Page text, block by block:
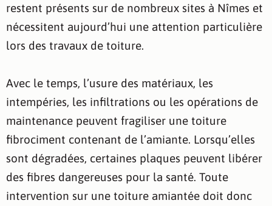
restent présents sur de nombreux sites à Nîmes et
nécessitent aujourd’hui une attention particulière
lors des travaux de toiture.
Avec le temps, l’usure des matériaux, les
intempéries, les infiltrations ou les opérations de
maintenance peuvent fragiliser une toiture
fibrociment contenant de l’amiante. Lorsqu’elles
sont dégradées, certaines plaques peuvent libérer
des fibres dangereuses pour la santé. Toute
intervention sur une toiture amiantée doit donc